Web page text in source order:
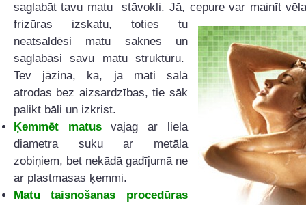
saglabāt tavu matu stāvokli. Jā, cepure var mainīt
frizūras izskatu, toties tu
neatsaldēsi matu saknes un
saglabāsi savu matu struktūru.
Tev jāzina, ka, ja mati salā
atrodas bez aizsardzības, tie sāk
palikt bāli un izkrist.
Ķemmēt matusvajag ar liela
diametra suku ar metāla
zobiņiem, bet nekādā gadījumā ne
ar plastmasas ķemmi.
Matu taisnošanas procedūras